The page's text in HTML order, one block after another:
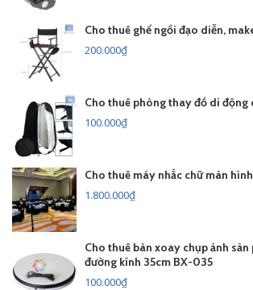
Cho thuê ghế ngồi đạo diễn,
200.000₫
Cho thuê phòng thay đồ di động
100.000₫
Cho thuê máy nhắc chữ màn
1.800.000₫
Cho thuê bàn xoay chụp ảnh
đường kính 35cm BX-035
100.000₫